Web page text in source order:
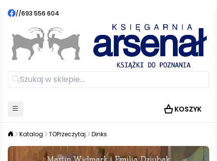
//693 556 604
KOSZYK
Katalog TOPrzeczytaj Dinks